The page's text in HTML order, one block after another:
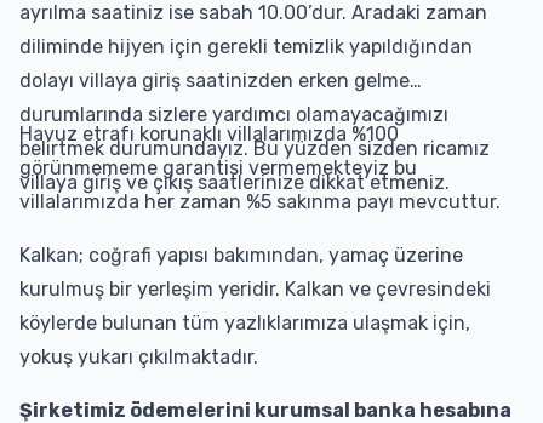
ayrılma saatiniz ise sabah 10.00’dur. Aradaki zaman
diliminde hijyen için gerekli temizlik yapıldığından
dolayı villaya giriş saatinizden erken gelme
durumlarında sizlere yardımcı olamayacağımızı
belirtmek durumundayız. Bu yüzden sizden ricamız
villaya giriş ve çıkış saatlerinize dikkat etmeniz.
Havuz etrafı korunaklı villalarımızda %100
görünmememe garantisi vermemekteyiz bu
villalarımızda her zaman %5 sakınma payı mevcuttur.
Kalkan; coğrafi yapısı bakımından, yamaç üzerine
kurulmuş bir yerleşim yeridir. Kalkan ve çevresindeki
köylerde bulunan tüm yazlıklarımıza ulaşmak için,
yokuş yukarı çıkılmaktadır.
Şirketimiz ödemelerini kurumsal banka hesabına